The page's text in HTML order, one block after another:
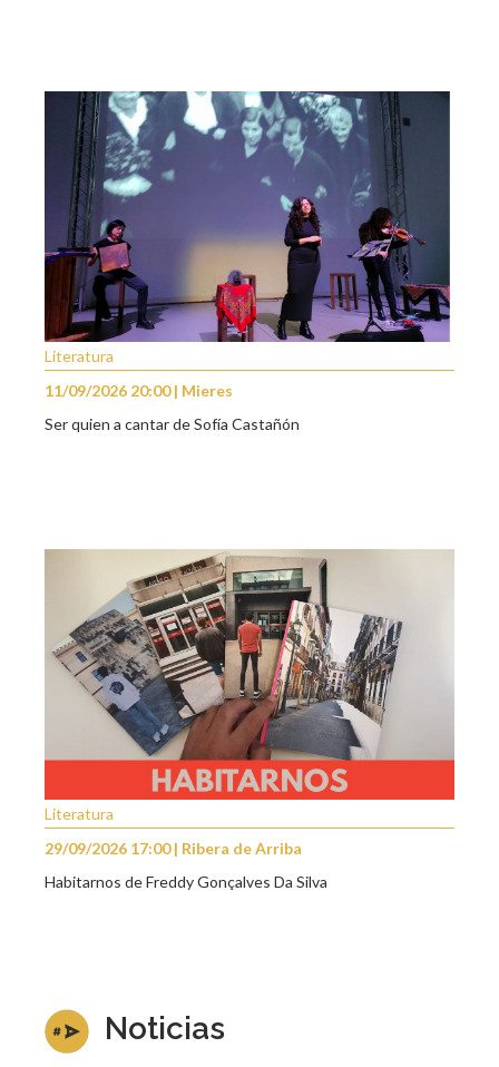
Literatura
11/09/2026 20:00 | Mieres
Ser quien a cantar de Sofía Castañón
Literatura
29/09/2026 17:00 | Ribera de Arriba
Habitarnos de Freddy Gonçalves Da Silva
Noticias